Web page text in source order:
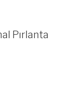
Pırlanta